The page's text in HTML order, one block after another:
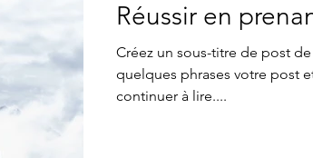
Réussir en
Créez un sous-titre de post
quelques phrases votre post
continuer à lire....